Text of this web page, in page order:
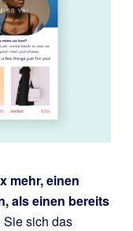
mehr, einen
als einen bereits
Sie sich das